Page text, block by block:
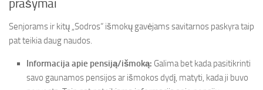
prašymai
Senjorams ir kitų „Sodros“ išmokų gavėjams savitarnos paskyra taip
pat teikia daug naudos.
Informacija apie pensiją/išmoką: Galima bet kada pasitikrinti
savo gaunamos pensijos ar išmokos dydį, matyti, kada ji buvo